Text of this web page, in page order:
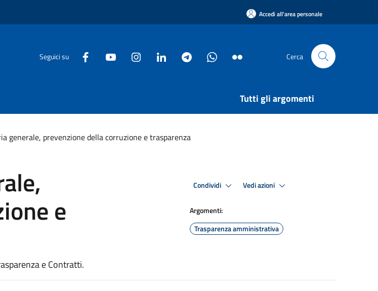
Accedi all'area personale
Seguici su Cerca
Tutti gli argomenti
generale, prevenzione della corruzione e trasparenza
e
e Contratti.
Condividi Vedi azioni
Argomenti:
Trasparenza amministrativa